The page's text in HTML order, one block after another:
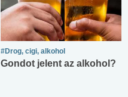
#Drog, cigi, alkohol
Gondot jelent az alkohol?